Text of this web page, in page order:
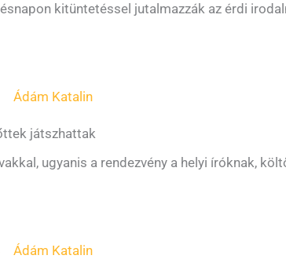
kitüntetéssel jutalmazzák az érdi
Ádám Katalin
játszhattak
ugyanis a rendezvény a helyi íróknak,
Ádám Katalin